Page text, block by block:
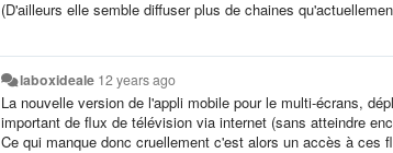
(D'ailleurs elle semble diffuser plus de chaines
laboxideale 12 years ago
La nouvelle version de l'appli mobile pour le multi-écrans,
important de flux de télévision via internet (sans atteindre
Ce qui manque donc cruellement c'est alors un accès à ces